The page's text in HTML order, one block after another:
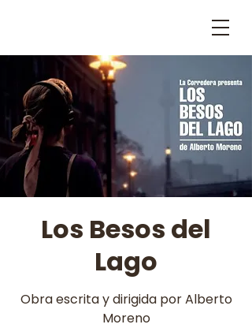
Los Besos del
Lago
Obra escrita y dirigida por Alberto
Moreno